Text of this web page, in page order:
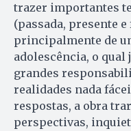
trazer importantes
(passada, presente
principalmente de
adolescência, o qual
grandes
realidades nada
respostas, a obra
perspectivas,